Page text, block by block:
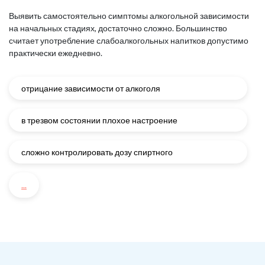
Выявить самостоятельно симптомы алкогольной зависимости
на начальных стадиях, достаточно сложно. Большинство
считает употребление слабоалкогольных напитков допустимо
практически ежедневно.
отрицание зависимости от алкоголя
в трезвом состоянии плохое настроение
сложно контролировать дозу спиртного
...